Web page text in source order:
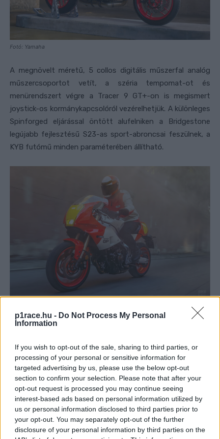
p1race.hu - Do Not Process My Personal
Information
If you wish to opt-out of the sale, sharing to third parties, or
processing of your personal or sensitive information for
targeted advertising by us, please use the below opt-out
section to confirm your selection. Please note that after your
opt-out request is processed you may continue seeing
interest-based ads based on personal information utilized by
us or personal information disclosed to third parties prior to
your opt-out. You may separately opt-out of the further
disclosure of your personal information by third parties on the
Fotó: Yamaha
A megnövelt méretű, 5 collos digitális műszerfal analóg
műszercsoportot vetít, a széria tempomat-ot és
menürendszert végre a Tracer 9 GT+-on is megismert
joystick-os kormánykapcsolóról vezérelhetjük. A különleges
Spinforged eljárással öntött alufelniken a Bridgestone
legújabb fejlesztésű S23-as sport-abroncsai feszülnek, a
KYB futómű minden paraméterében állítható.
városi kávézók előtt van keresni valója – a megfelelő
pilótával akár egy pályanap gyors csoportjában is okozhat
majd meglepetést.